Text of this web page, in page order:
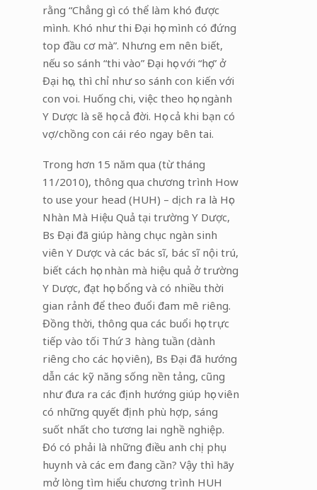
rằng “Chẳng gì có thể làm khó được
mình. Khó như thi Đại học mình có đứng
top đầu cơ mà”. Nhưng em nên biết,
nếu so sánh “thi vào” Đại học với “học” ở
Đại học, thì chỉ như so sánh con kiến với
con voi. Huống chi, việc theo học ngành
Y Dược là sẽ học cả đời. Học cả khi bạn có
vợ/chồng con cái réo ngay bên tai.
Trong hơn 15 năm qua (từ tháng
11/2010), thông qua chương trình How
to use your head (HUH) – dịch ra là Học
Nhàn Mà Hiệu Quả tại trường Y Dược,
Bs Đại đã giúp hàng chục ngàn sinh
viên Y Dược và các bác sĩ, bác sĩ nội trú,
biết cách học nhàn mà hiệu quả ở trường
Y Dược, đạt học bổng và có nhiều thời
gian rảnh để theo đuổi đam mê riêng.
Đồng thời, thông qua các buổi học trực
tiếp vào tối Thứ 3 hàng tuần (dành
riêng cho các học viên), Bs Đại đã hướng
dẫn các kỹ năng sống nền tảng, cũng
như đưa ra các định hướng giúp học viên
có những quyết định phù hợp, sáng
suốt nhất cho tương lai nghề nghiệp.
Đó có phải là những điều anh chị phụ
huynh và các em đang cần? Vậy thì hãy
mở lòng tìm hiểu chương trình HUH